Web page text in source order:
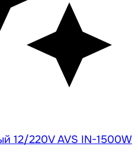
12/220V AVS IN-1500W